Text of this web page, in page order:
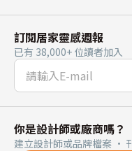
訂閱居家靈感週報
已有 38,000+ 位讀者加入
你是設計師或廠商嗎？
建立設計師或品牌檔案 ·